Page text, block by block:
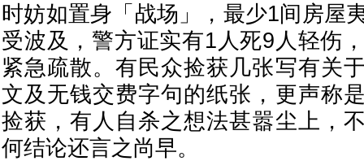
时妨如置身「战场」，最少1间房屋
受波及，警方证实有1人死9人轻伤
紧急疏散。有民众捡获几张写有关
文及无钱交费字句的纸张，更声称
捡获，有人自杀之想法甚嚣尘上，
何结论还言之尚早。